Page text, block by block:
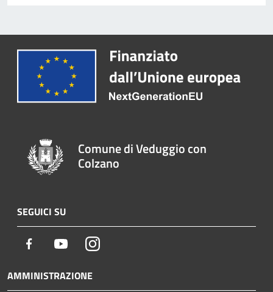
Comune di Veduggio con
Colzano
SEGUICI SU
Facebook YoutubeInstagram
AMMINISTRAZIONE